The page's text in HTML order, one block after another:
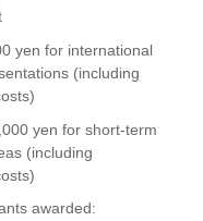
yen for international
(including
yen for short-term
(including
awarded: